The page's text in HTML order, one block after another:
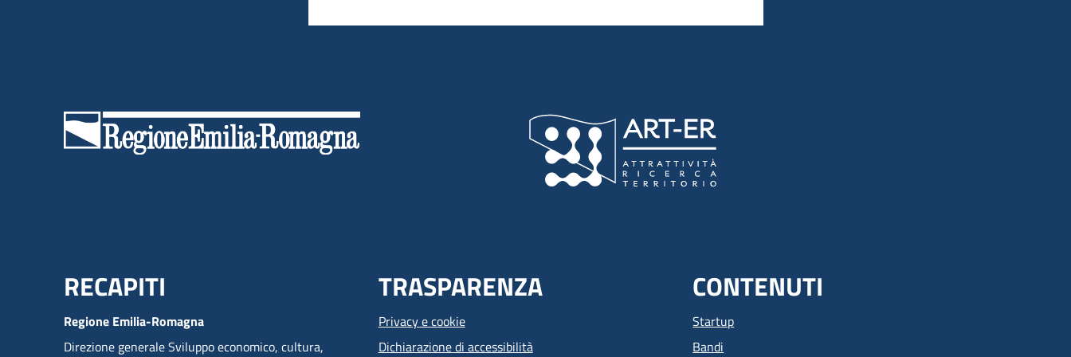
Menu Footer
RECAPITI
Regione Emilia-Romagna
Direzione generale Sviluppo economico, cultura,
TRASPARENZA
Privacy e cookie
Dichiarazione di accessibilità
CONTENUTI
Startup
Bandi